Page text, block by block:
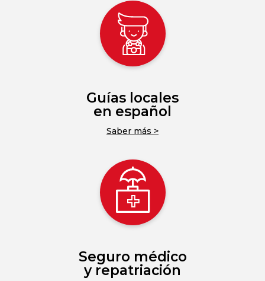
Guías locales
en español
Saber más >
Seguro médico
y repatriación